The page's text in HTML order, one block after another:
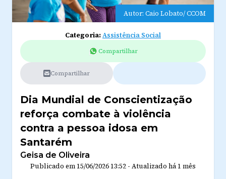
Autor: Caio Lobato/ CCOM
Categoria:Assistência Social
Compartilhar
Compartilhar
Dia Mundial de Conscientização
reforça combate à violência
contra a pessoa idosa em
Santarém
Geisa de Oliveira
Publicado em 15/06/2026 13:52 - Atualizado há 1 mês